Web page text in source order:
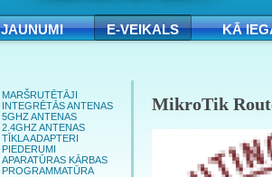
JAUNUMI E-VEIKALS KĀ
MARŠRUTĒTĀJI
INTEGRĒTĀS ANTENAS
5GHZ ANTENAS
2.4GHZ ANTENAS
TĪKLA ADAPTERI
PIEDERUMI
APARATŪRAS KĀRBAS
PROGRAMMATŪRA
MikroTik